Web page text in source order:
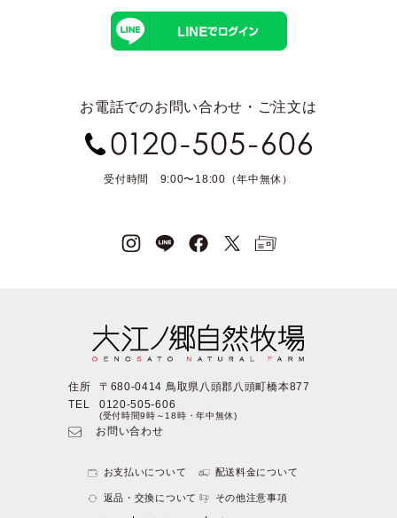
お電話でのお問い合わせ・ご注文は
受付時間 9:00〜18:00（年中無休）
住所
〒680-0414 鳥取県八頭郡八頭町橋本877
TEL
0120-505-606
(受付時間9時～18時・年中無休)
お問い合わせ
お支払いについて 配送料金について
返品・交換について その他注意事項